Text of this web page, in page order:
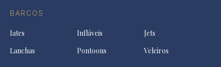
BARCOS
Iates Infláveis
Jets
Lanchas
Pontoons Veleiros